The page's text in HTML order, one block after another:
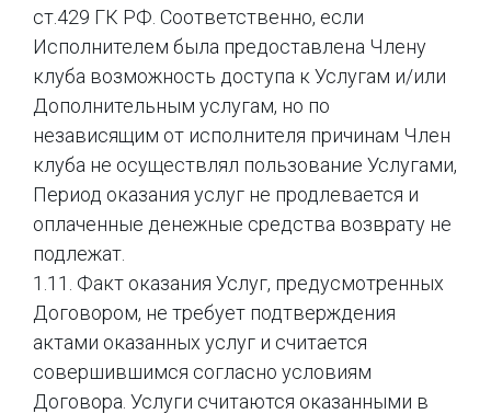
ст.429 ГК РФ. Соответственно, если
Исполнителем была предоставлена Члену
клуба возможность доступа к Услугам и/или
Дополнительным услугам, но по
независящим от исполнителя причинам Член
клуба не осуществлял пользование Услугами,
Период оказания услуг не продлевается и
оплаченные денежные средства возврату не
подлежат.
1.11. Факт оказания Услуг, предусмотренных
Договором, не требует подтверждения
актами оказанных услуг и считается
совершившимся согласно условиям
Договора. Услуги считаются оказанными в